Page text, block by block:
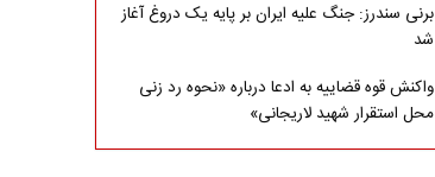
برنی سندرز: جنگ علیه ایران بر پایه یک دروغ آغاز
شد
واکنش قوه قضاییه به ادعا درباره «نحوه رد زنی
محل استقرار شهید لاریجانی»